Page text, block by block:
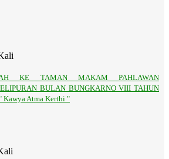
KE TAMAN MAKAM PAHLAWAN
BULAN BUNGKARNO VIII TAHUN
Kawya Atma Kerthi "